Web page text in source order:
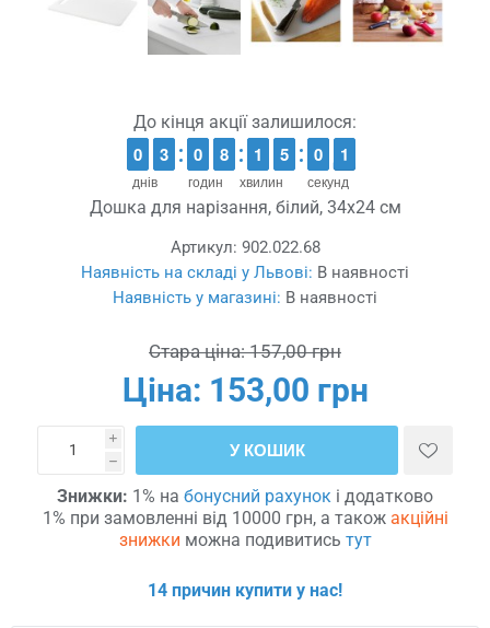
До кінця акції залишилося:
днів
9
9
0
0 2
2
3
3
годин
9
9
0
0 7
7
8
8
хвилин
1
1
1
1 5
5
4
секунд
0
0
5 0
0
9
Дошка для нарізання, білий, 34x24 см
Артикул: 902.022.68
Наявність на складі у Львові: В наявності
Наявність у магазині: В наявності
Стара ціна: 157,00 грн
Ціна: 153,00 грн
i
h
У КОШИК
Знижки: 1% на бонусний рахунок і додатково
1% при замовленні від 10000 грн, а також акційні
знижки можна подивитись тут
14 причин купити у нас!